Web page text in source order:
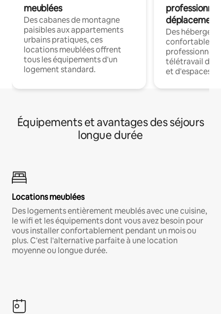
meublées
Des cabanes de montagne
paisibles aux appartements
urbains pratiques, ces
locations meublées offrent
tous les équipements d'un
logement standard.
déplacement
Des
confortables
professionnels
télétravail
et d'espaces
Équipements et avantages des séjours
longue durée
Locations meublées
Des logements entièrement meublés avec une cuisine,
le wifi et les équipements dont vous avez besoin pour
vous installer confortablement pendant un mois ou
plus. C'est l'alternative parfaite à une location
moyenne ou longue durée.